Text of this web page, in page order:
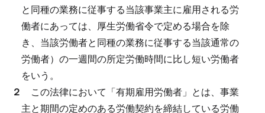
と同種の業務に従事する当該事業主に雇用される労
働者にあっては、厚生労働省令で定める場合を除
き、当該労働者と同種の業務に従事する当該通常の
労働者）の一週間の所定労働時間に比し短い労働者
をいう。
２ この法律において「有期雇用労働者」とは、事業
主と期間の定めのある労働契約を締結している労働